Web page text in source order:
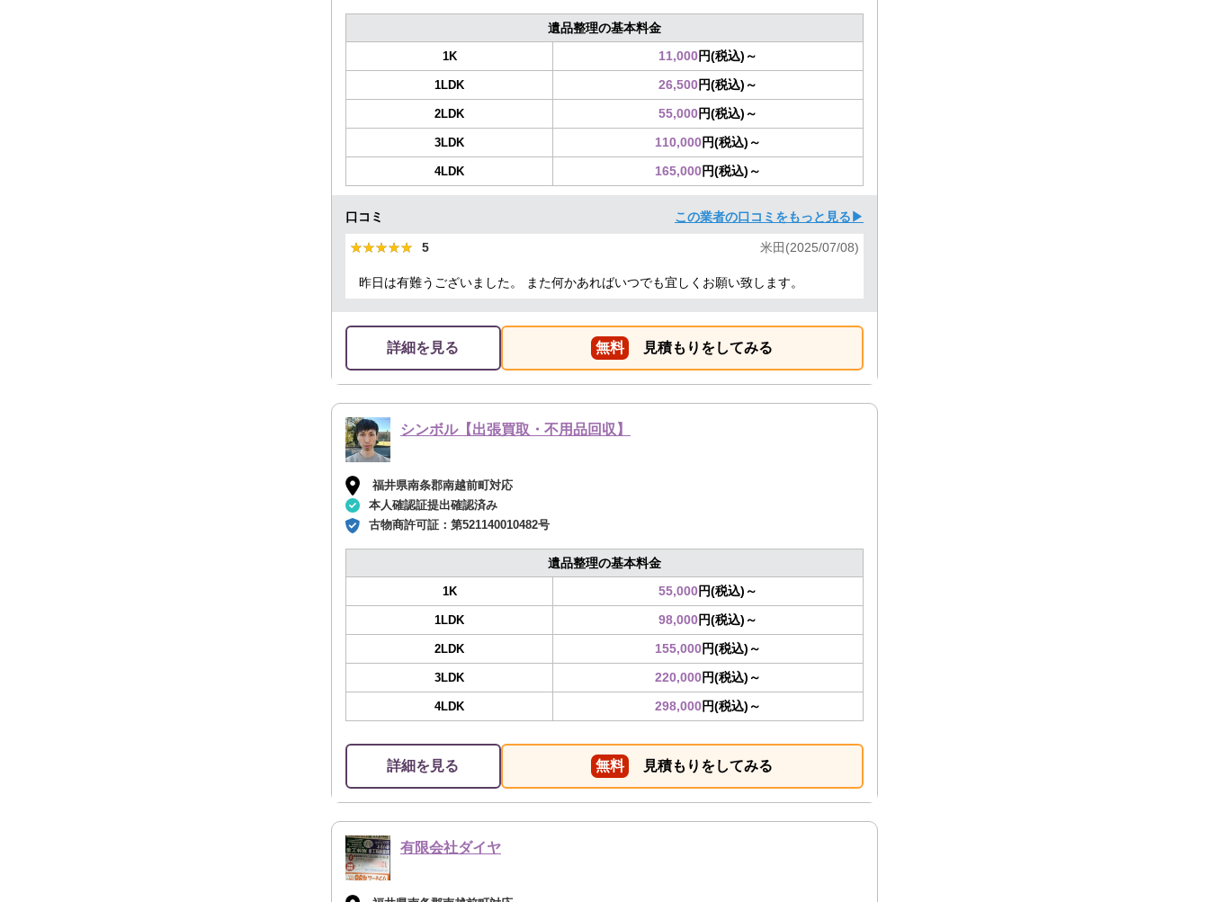
遺品整理の基本料金
1K 11,000円(税込)～
1LDK 26,500円(税込)～
2LDK 55,000円(税込)～
3LDK 110,000円(税込)～
4LDK 165,000円(税込)～
口コミ この業者の口コミをもっと見る▶
★★★★★
★★★★★ 5 米田(2025/07/08)
昨日は有難うございました。 また何かあればいつでも宜しくお願い致します。
詳細を見る 無料 見積もりをしてみる
シンボル【出張買取・不用品回収】
福井県南条郡南越前町対応
本人確認証提出確認済み
古物商許可証： 第521140010482号
遺品整理の基本料金
1K 55,000円(税込)～
1LDK 98,000円(税込)～
2LDK 155,000円(税込)～
3LDK 220,000円(税込)～
4LDK 298,000円(税込)～
詳細を見る 無料 見積もりをしてみる
有限会社ダイヤ